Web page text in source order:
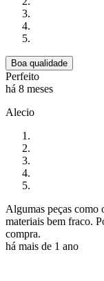
Boa qualidade
Perfeito
há 8 meses
Alecio
Algumas peças como
materiais bem fraco.
compra.
há mais de 1 ano